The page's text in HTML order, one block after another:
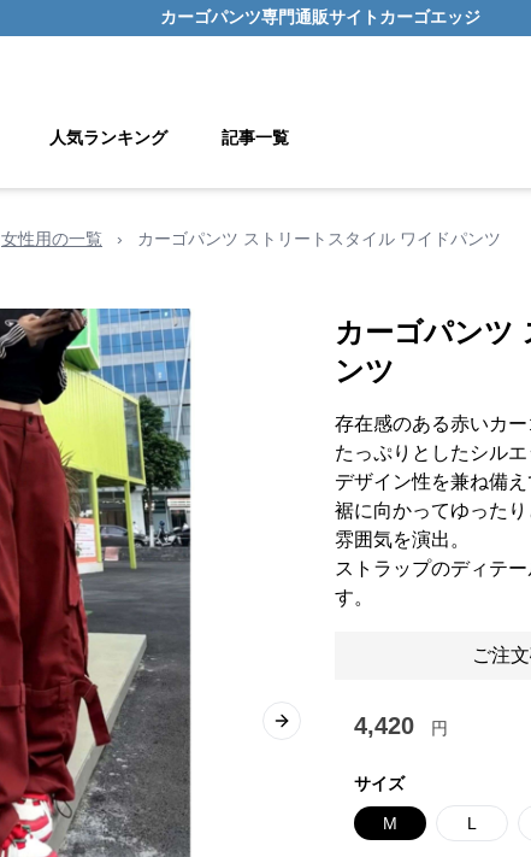
カーゴパンツ専門通販サイト カーゴエッジ
人気ランキング 記事一覧
女性用の一覧 › カーゴパンツ ストリートスタイル ワイドパンツ
Next slide
カーゴパンツ
ンツ
存在感のある赤いカー
たっぷりとしたシル
デザイン性を兼ね備え
裾に向かってゆった
雰囲気を演出。
ストラップのディテ
す。
ご注
4,420 円
サイズ
M L